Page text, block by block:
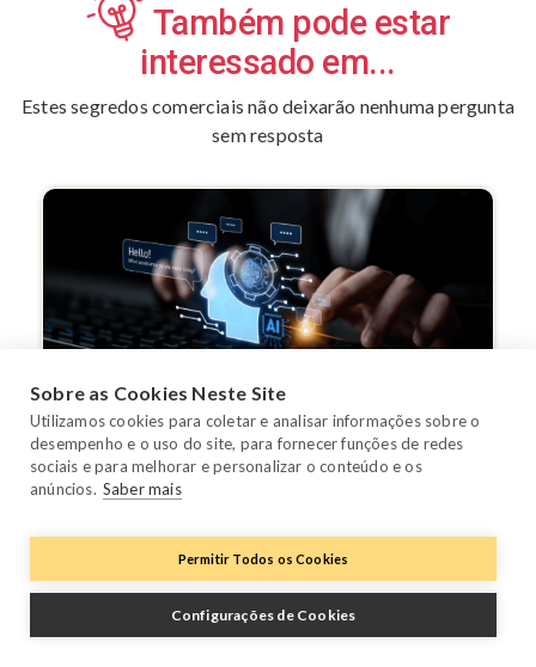
Também pode estar
interessado em...
Estes segredos comerciais não deixarão nenhuma pergunta
sem resposta
Primeiros Passos Scale Your Portfolio Serviço ao Cliente
Os 7 Softwares de IA para Hospitalidade
que Precisas de Conhecer em 2026
Escolher o software de IA certo está rapidamente a
tornar-se uma vantagem competitiva para ...
Sobre as Cookies Neste Site
Utilizamos cookies para coletar e analisar informações sobre o
desempenho e o uso do site, para fornecer funções de redes
sociais e para melhorar e personalizar o conteúdo e os
anúncios. Saber mais
Permitir Todos os Cookies
Configurações de Cookies